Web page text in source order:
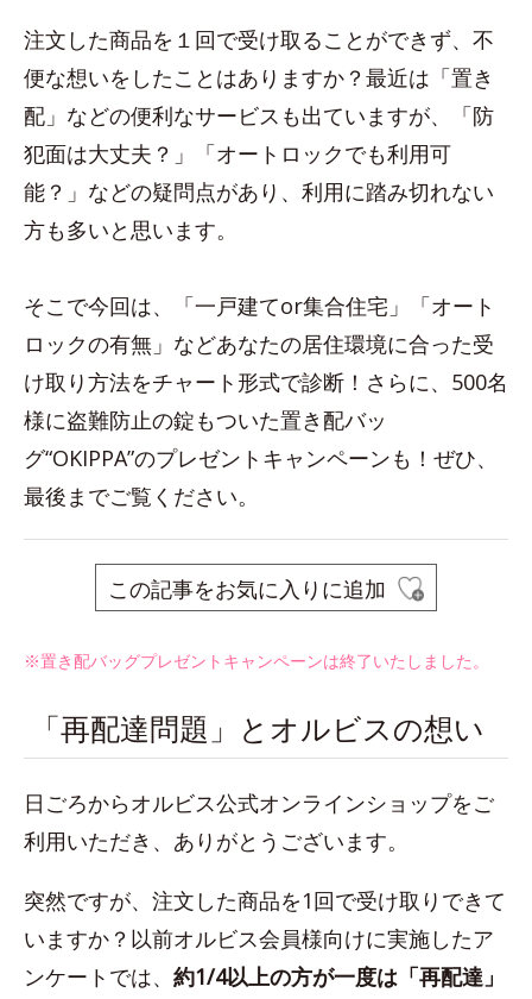
注文した商品を１回で受け取ることができず、不
便な想いをしたことはありますか？最近は「置き
配」などの便利なサービスも出ていますが、「防
犯面は大丈夫？」「オートロックでも利用可
能？」などの疑問点があり、利用に踏み切れない
方も多いと思います。
そこで今回は、「一戸建てor集合住宅」「オート
ロックの有無」などあなたの居住環境に合った受
け取り方法をチャート形式で診断！さらに、500名
様に盗難防止の錠もついた置き配バッ
グ“OKIPPA”のプレゼントキャンペーンも！ぜひ、
最後までご覧ください。
この記事をお気に入りに追加
※置き配バッグプレゼントキャンペーンは終了いたしました。
「再配達問題」とオルビスの想い
日ごろからオルビス公式オンラインショップをご
利用いただき、ありがとうございます。
突然ですが、注文した商品を1回で受け取りできて
いますか？以前オルビス会員様向けに実施したア
ンケートでは、 約1/4以上の方が一度は「再配達」